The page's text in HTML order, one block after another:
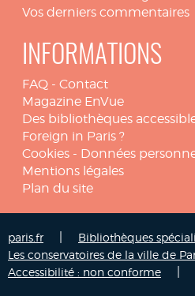
Vos derniers commentaires
INFORMATIONS
FAQ - Contact
Magazine EnVue
Des bibliothèques
Foreign in Paris ?
Cookies - Données
Mentions légales
Plan du site
paris.fr Bibliothèques
Les conservatoires de la ville de
Accessibilité : non conforme